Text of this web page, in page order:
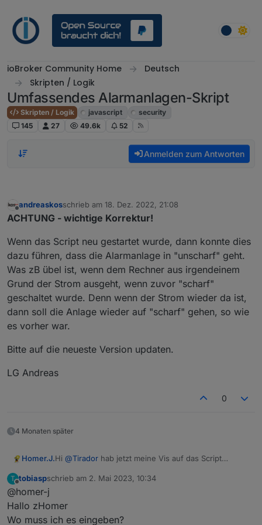
ioBroker Community Home
Deutsch
Skripten / Logik
Umfassendes Alarmanlagen-Skript
Skripten / Logik javascript
security
145
27 49.6k 52
Anmelden zum Antworten
Offline
andreaskosschrieb am 18. Dez. 2022, 21:08
zuletzt editiert von
ACHTUNG - wichtige Korrektur!
Wenn das Script neu gestartet wurde, dann konnte dies
dazu führen, dass die Alarmanlage in "unscharf" geht.
Was zB übel ist, wenn dem Rechner aus irgendeinem
Grund der Strom ausgeht, wenn zuvor "scharf"
geschaltet wurde. Denn wenn der Strom wieder da ist,
dann soll die Anlage wieder auf "scharf" gehen, so wie
es vorher war.
Bitte auf die neueste Version updaten.
LG Andreas
0
4 Monaten später
Homer.J.Hi @Tirador hab jetzt meine Vis auf das Script
Umsetzung.
Hab noch meine Pineingabe mit integriert.
Hier mal 2 Screenshots wie meine Vis jetzt Aussieht.
Grüße
Hier meine Alarmanlage als Vorlage.
Bitte die einzelnen View genau so anlegen wie die
T
Offline
tobiaspschrieb am 2. Mai 2023, 10:34
zuletzt editiert von
@homer-j
Hallo zHomer
Wo muss ich es eingeben?